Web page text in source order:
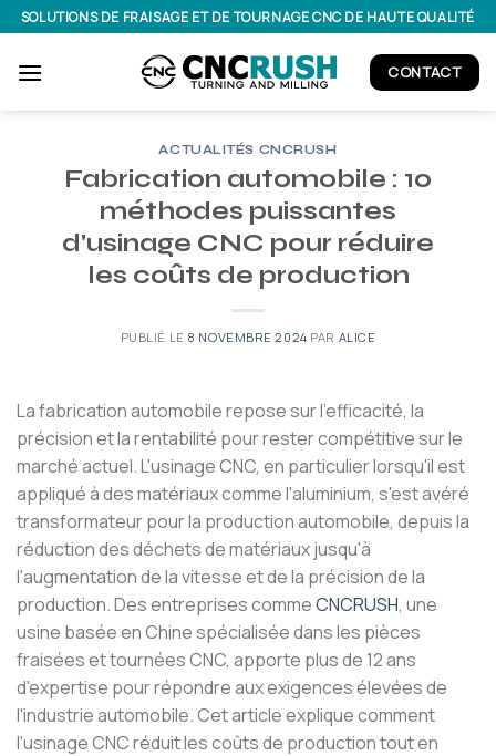
Passer
au
contenu
SOLUTIONS DE FRAISAGE ET DE TOURNAGE CNC DE HAUTE QUALITÉ
CONTACT
ACTUALITÉS CNCRUSH
Fabrication automobile : 10
méthodes puissantes
d'usinage CNC pour réduire
les coûts de production
PUBLIÉ LE 8 NOVEMBRE 2024 PAR ALICE
La fabrication automobile repose sur l’efficacité, la
précision et la rentabilité pour rester compétitive sur le
marché actuel. L'usinage CNC, en particulier lorsqu'il est
appliqué à des matériaux comme l'aluminium, s'est avéré
transformateur pour la production automobile, depuis la
réduction des déchets de matériaux jusqu'à
l'augmentation de la vitesse et de la précision de la
production. Des entreprises commeCNCRUSH, une
usine basée en Chine spécialisée dans les pièces
fraisées et tournées CNC, apporte plus de 12 ans
d'expertise pour répondre aux exigences élevées de
l'industrie automobile. Cet article explique comment
l'usinage CNC réduit les coûts de production tout en